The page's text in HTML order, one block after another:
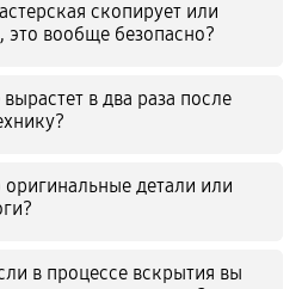
скопирует или
вообще безопасно?
в два раза после
оригинальные детали или
в процессе вскрытия вы